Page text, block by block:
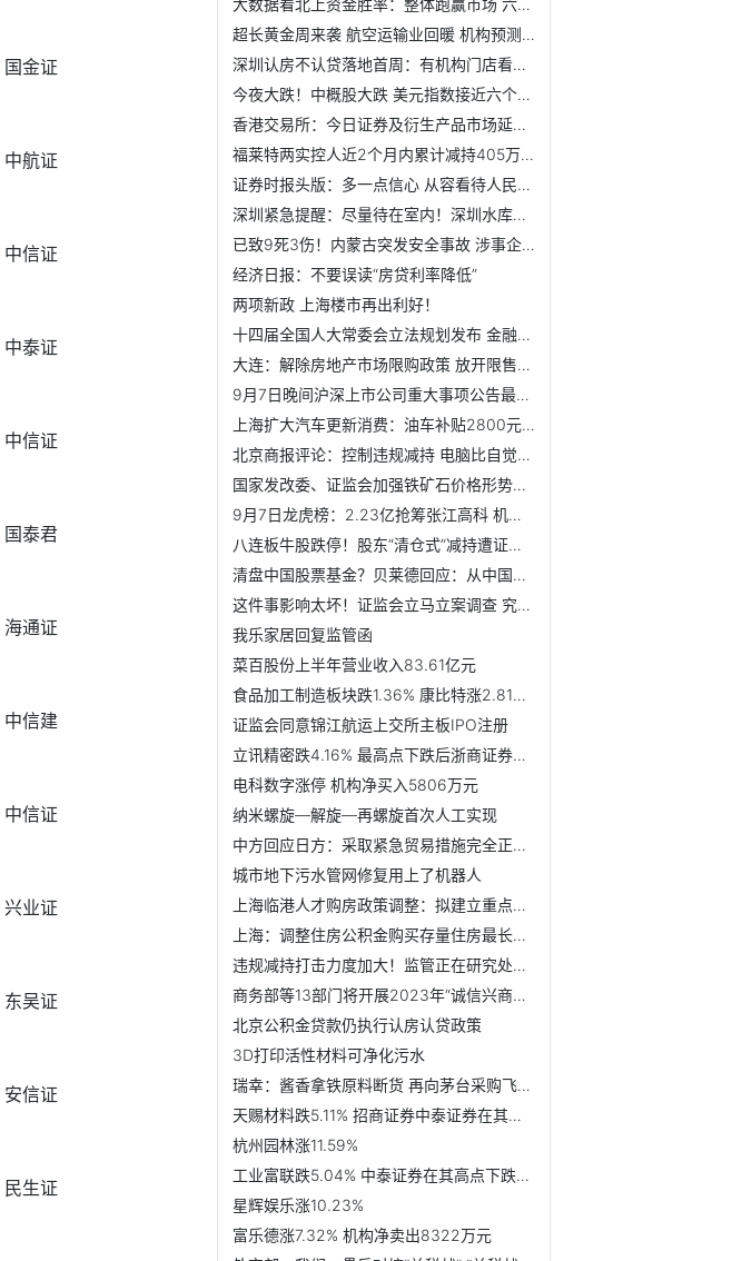
国金证
中航证
中信证
中泰证
中信证
国泰君
海通证
中信建
中信证
兴业证
东吴证
安信证
民生证
大数据看北上资金胜率：整体跑赢市场 六成持股浮亏
超长黄金周来袭 航空运输业回暖 机构预测这些股业绩大幅增长
深圳认房不认贷落地首周：有机构门店看房量上涨50% 成交开始活跃
今夜大跌！中概股大跌 美元指数接近六个月高点 人民币、A50...
香港交易所：今日证券及衍生产品市场延迟开市
福莱特两实控人近2个月内累计减持405万张福莱转债
证券时报头版：多一点信心 从容看待人民币汇率波动
深圳紧急提醒：尽量待在室内！深圳水库泄洪 雨情最新进展
已致9死3伤！内蒙古突发安全事故 涉事企业系A股控股子公司 ...
经济日报：不要误读“房贷利率降低”
两项新政 上海楼市再出利好！
十四届全国人大常委会立法规划发布 金融稳定法已提请审议
大连：解除房地产市场限购政策 放开限售政策
9月7日晚间沪深上市公司重大事项公告最新快递
上海扩大汽车更新消费：油车补贴2800元 电车补贴1万元
北京商报评论：控制违规减持 电脑比自觉管用
国家发改委、证监会加强铁矿石价格形势分析和市场监管
9月7日龙虎榜：2.23亿抢筹张江高科 机构净买入9只股
八连板牛股跌停！股东“清仓式”减持遭证监会立案 机构抛售1...
清盘中国股票基金？贝莱德回应：从中国撤资消息不实 清盘产...
这件事影响太坏！证监会立马立案调查 究竟会怎么罚呢？
我乐家居回复监管函
菜百股份上半年营业收入83.61亿元
食品加工制造板块跌1.36% 康比特涨2.81%居首
证监会同意锦江航运上交所主板IPO注册
立讯精密跌4.16% 最高点下跌后浙商证券西南证券喊买
电科数字涨停 机构净买入5806万元
纳米螺旋—解旋—再螺旋首次人工实现
中方回应日方：采取紧急贸易措施完全正当、合理、必要
城市地下污水管网修复用上了机器人
上海临港人才购房政策调整：拟建立重点支持单位清单 工作年...
上海：调整住房公积金购买存量住房最长贷款期限
违规减持打击力度加大！监管正在研究处罚规则“痛感不强”问题
商务部等13部门将开展2023年“诚信兴商宣传月”活动
北京公积金贷款仍执行认房认贷政策
3D打印活性材料可净化污水
瑞幸：酱香拿铁原料断货 再向茅台采购飞天茅台酒
天赐材料跌5.11% 招商证券中泰证券在其高点唱多
杭州园林涨11.59%
工业富联跌5.04% 中泰证券在其高点下跌后率先喊买入
星辉娱乐涨10.23%
富乐德涨7.32% 机构净卖出8322万元